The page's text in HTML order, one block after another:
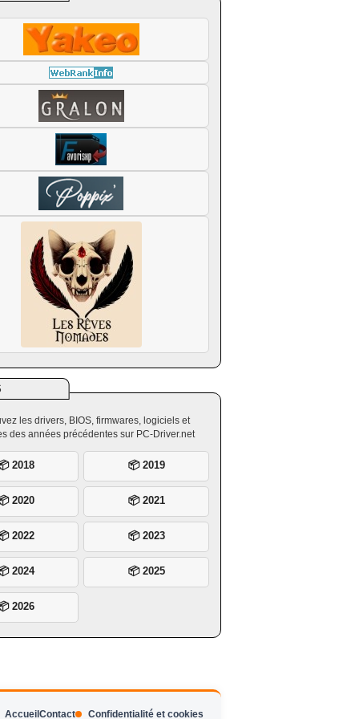
les drivers, BIOS, firmwares, logiciels et
des années précédentes sur PC-Driver.net
2018 📦 2019
2020 📦 2021
2022 📦 2023
2024 📦 2025
2026
Accueil Contact Confidentialité et cookies